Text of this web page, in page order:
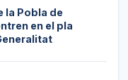
la Pobla de
en el pla